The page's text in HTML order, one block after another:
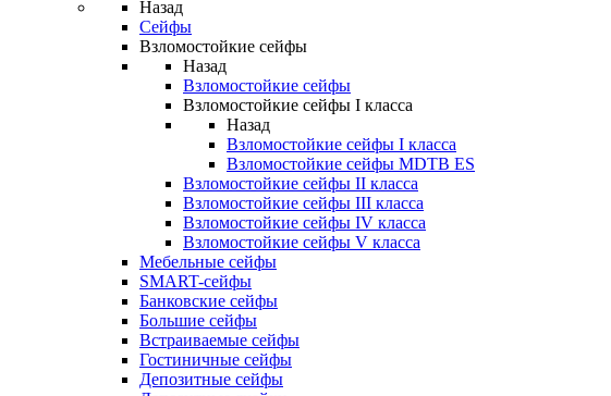
Назад
Сейфы
Взломостойкие сейфы
Назад
Взломостойкие сейфы
Взломостойкие сейфы I класса
Назад
Взломостойкие сейфы I класса
Взломостойкие сейфы MDTB ES
Взломостойкие сейфы II класса
Взломостойкие сейфы III класса
Взломостойкие сейфы IV класса
Взломостойкие сейфы V класса
Мебельные сейфы
SMART-сейфы
Банковские сейфы
Большие сейфы
Встраиваемые сейфы
Гостиничные сейфы
Депозитные сейфы